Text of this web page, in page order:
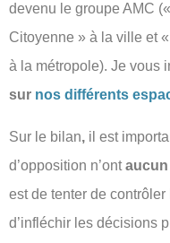
devenu le groupe AMC
Citoyenne » à la ville et
à la métropole). Je vous
sur nos différents
Sur le bilan, il est
d’opposition n’ont
est de tenter de
d’infléchir les décisions